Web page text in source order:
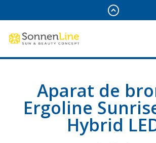
Aparat de
Ergoline
Hybrid